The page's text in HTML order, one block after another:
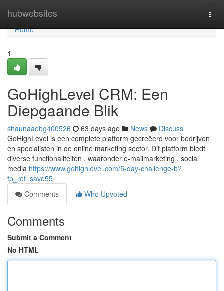
hubwebsites
Home
Home
1
GoHighLevel CRM: Een
Diepgaande Blik
shaunaaebg400526 63 days ago News
Discuss
GoHighLevel is een complete platform gecreëerd voor bedrijven
en specialisten in de online marketing sector. Dit platform biedt
diverse functionaliteiten , waaronder e-mailmarketing , social
media https://www.gohighlevel.com/5-day-challenge-b?
fp_ref=save55
Comments
Who Upvoted
Comments
Submit a Comment
No HTML